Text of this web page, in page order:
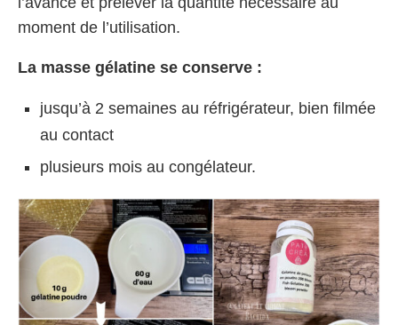
moment de l’utilisation.
La masse gélatine se conserve :
jusqu’à 2 semaines au réfrigérateur, bien filmée
au contact
plusieurs mois au congélateur.